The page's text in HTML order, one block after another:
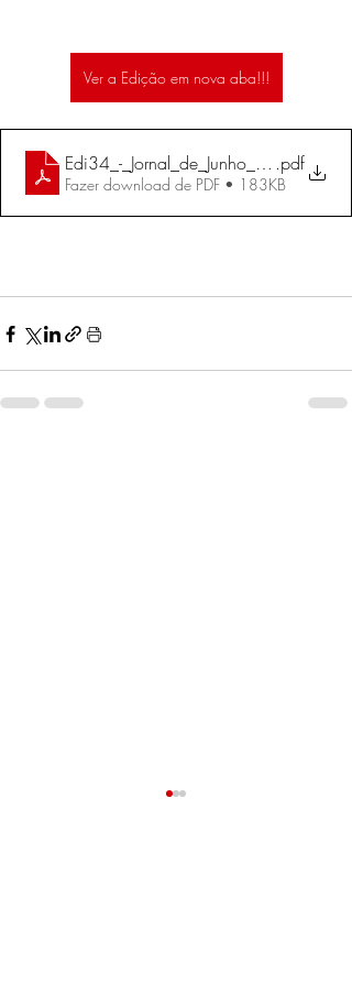
Ver a Edição em nova aba!!!
Edi34_-_Jornal_de_Junho_e_Julho_2004
.pdf
Fazer download de PDF • 183KB